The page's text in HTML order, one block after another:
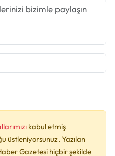
kabul etmiş
üstleniyorsunuz. Yazılan
Gazetesi hiçbir şekilde